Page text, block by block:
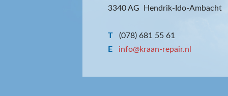
3340 AG Hendrik-Ido-Ambacht
T
(078) 681 55 61
E
info@kraan-repair.nl